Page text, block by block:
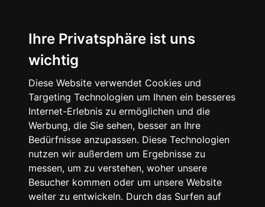
Ihre Privatsphäre ist uns
wichtig
Diese Website verwendet Cookies und
Targeting Technologien um Ihnen ein besseres
Internet-Erlebnis zu ermöglichen und die
Werbung, die Sie sehen, besser an Ihre
Bedürfnisse anzupassen. Diese Technologien
nutzen wir außerdem um Ergebnisse zu
messen, um zu verstehen, woher unsere
Besucher kommen oder um unsere Website
weiter zu entwickeln. Durch das Surfen auf